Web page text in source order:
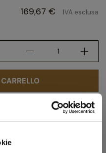
169,67 € IVA esclusa